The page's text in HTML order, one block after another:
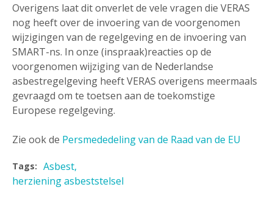
Overigens laat dit onverlet de vele vragen die VERAS
nog heeft over de invoering van de voorgenomen
wijzigingen van de regelgeving en de invoering van
SMART-ns. In onze (inspraak)reacties op de
voorgenomen wijziging van de Nederlandse
asbestregelgeving heeft VERAS overigens meermaals
gevraagd om te toetsen aan de toekomstige
Europese regelgeving.
Zie ook de Persmededeling van de Raad van de EU
Tags: Asbest
herziening asbeststelsel